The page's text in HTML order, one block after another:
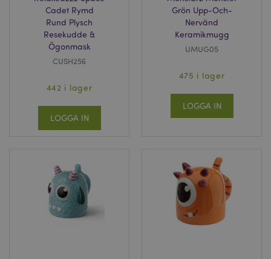
Cadet Rymd
Rund Plysch
Resekudde &
Ögonmask
CUSH256
442 i lager
LOGGA IN
Grön Upp-Och-
Nervänd
Keramikmugg
UMUG05
475 i lager
LOGGA IN